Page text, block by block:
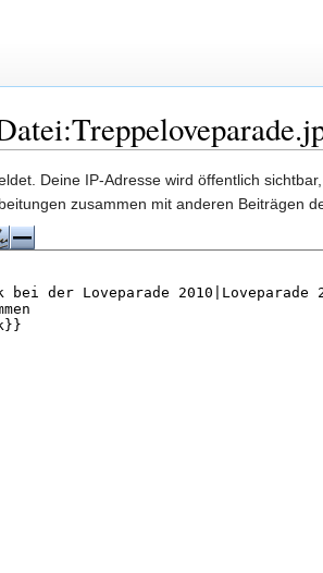
Deine IP-Adresse wird öffentlich
zusammen mit anderen Beiträgen